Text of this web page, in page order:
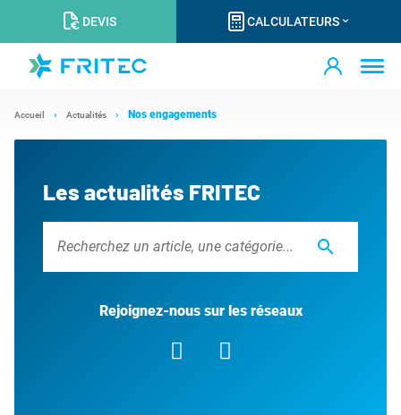
DEVIS CALCULATEURS
Accueil Actualités Nos engagements
Les actualités FRITEC
search
Rejoignez-nous sur les réseaux